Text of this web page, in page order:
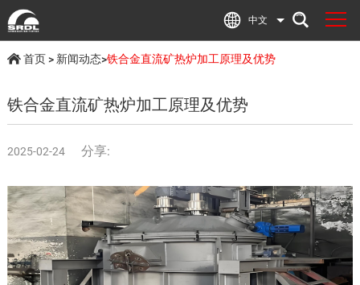
中文
首页> 新闻动态>铁合金直流矿热炉加工原理及优势
铁合金直流矿热炉加工原理及优势
2025-02-24 分享: